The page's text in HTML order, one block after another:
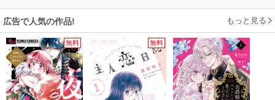
広告で人気の作品! もっと見る
無料 無料